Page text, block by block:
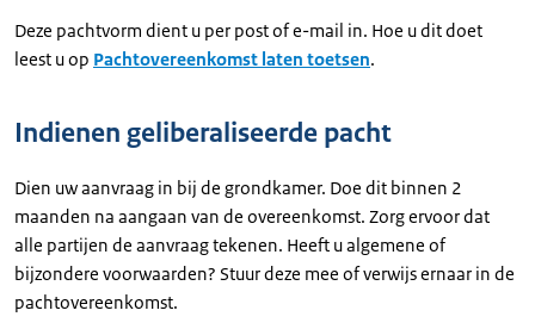
Deze pachtvorm dient u per post of e-mail in. Hoe u dit doet
leest u op Pachtovereenkomst laten toetsen.
Indienen geliberaliseerde pacht
Dien uw aanvraag in bij de grondkamer. Doe dit binnen 2
maanden na aangaan van de overeenkomst. Zorg ervoor dat
alle partijen de aanvraag tekenen. Heeft u algemene of
bijzondere voorwaarden? Stuur deze mee of verwijs ernaar in de
pachtovereenkomst.